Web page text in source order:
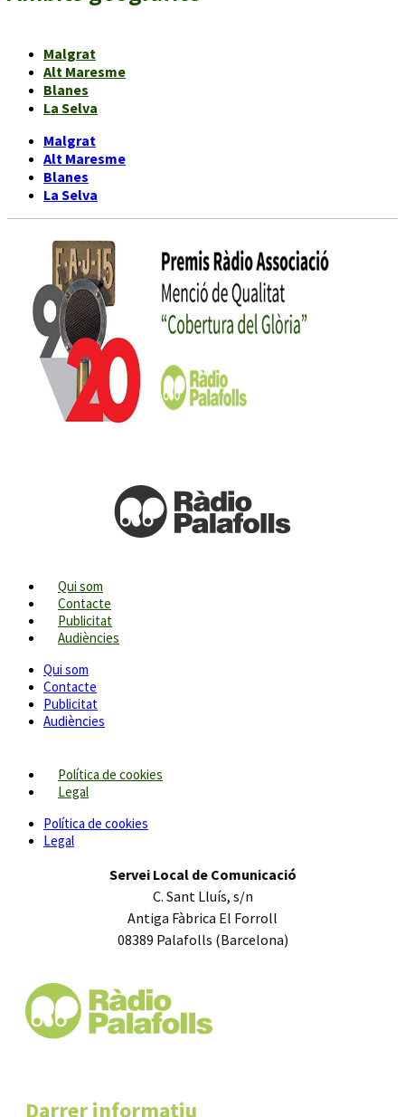
Malgrat
Alt Maresme
Blanes
La Selva
Malgrat
Alt Maresme
Blanes
La Selva
Qui som
Contacte
Publicitat
Audiències
Qui som
Contacte
Publicitat
Audiències
Política de cookies
Legal
Política de cookies
Legal
Servei Local de Comunicació
C. Sant Lluís, s/n
Antiga Fàbrica El Forroll
08389 Palafolls (Barcelona)
Darrer informatiu